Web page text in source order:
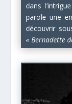
dans
parole une
découvrir
« Bernadette